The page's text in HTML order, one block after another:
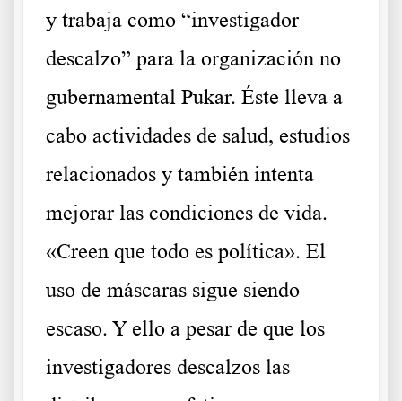
y trabaja como “investigador
descalzo” para la organización no
gubernamental Pukar. Éste lleva a
cabo actividades de salud, estudios
relacionados y también intenta
mejorar las condiciones de vida.
«Creen que todo es política». El
uso de máscaras sigue siendo
escaso. Y ello a pesar de que los
investigadores descalzos las